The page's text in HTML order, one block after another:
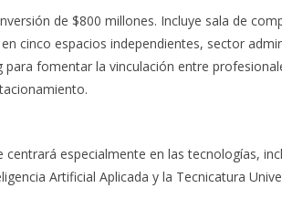
de $800 millones. Incluye sala de
cinco espacios independientes, sector
fomentar la vinculación entre
centrará especialmente en las tecnologías,
Artificial Aplicada y la Tecnicatura